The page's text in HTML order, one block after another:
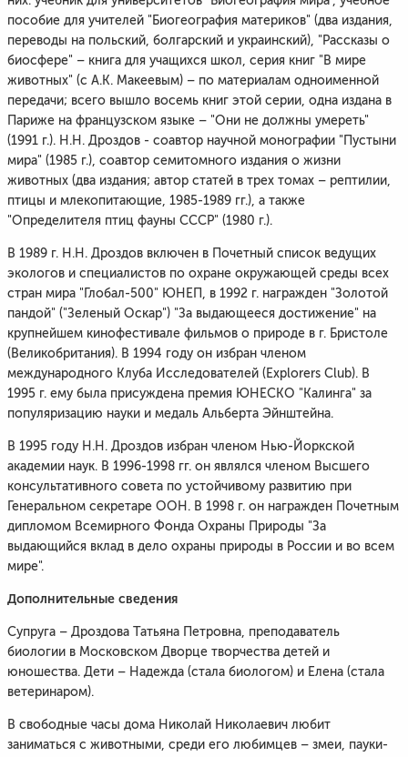
пособие для учителей "Биогеография материков" (два издания,
переводы на польский, болгарский и украинский), "Рассказы о
биосфере" – книга для учащихся школ, серия книг "В мире
животных" (с А.К. Макеевым) – по материалам одноименной
передачи; всего вышло восемь книг этой серии, одна издана в
Париже на французском языке – "Они не должны умереть"
(1991 г.). Н.Н. Дроздов - соавтор научной монографии "Пустыни
мира" (1985 г.), соавтор семитомного издания о жизни
животных (два издания; автор статей в трех томах – рептилии,
птицы и млекопитающие, 1985-1989 гг.), а также
"Определителя птиц фауны СССР" (1980 г.).
В 1989 г. Н.Н. Дроздов включен в Почетный список ведущих
экологов и специалистов по охране окружающей среды всех
стран мира "Глобал-500" ЮНЕП, в 1992 г. награжден "Золотой
пандой" ("Зеленый Оскар") "За выдающееся достижение" на
крупнейшем кинофестивале фильмов о природе в г. Бристоле
(Великобритания). В 1994 году он избран членом
международного Клуба Исследователей (Explorers Club). В
1995 г. ему была присуждена премия ЮНЕСКО "Калинга" за
популяризацию науки и медаль Альберта Эйнштейна.
В 1995 году Н.Н. Дроздов избран членом Нью-Йоркской
академии наук. В 1996-1998 гг. он являлся членом Высшего
консультативного совета по устойчивому развитию при
Генеральном секретаре ООН. В 1998 г. он награжден Почетным
дипломом Всемирного Фонда Охраны Природы "За
выдающийся вклад в дело охраны природы в России и во всем
мире".
Дополнительные сведения
Супруга – Дроздова Татьяна Петровна, преподаватель
биологии в Московском Дворце творчества детей и
юношества. Дети – Надежда (стала биологом) и Елена (стала
ветеринаром).
В свободные часы дома Николай Николаевич любит
заниматься с животными, среди его любимцев – змеи, пауки-